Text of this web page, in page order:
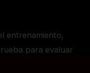
entrenamiento,
para evaluar